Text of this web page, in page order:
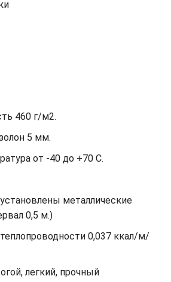
460 г/м2.
5 мм.
от -40 до +70 С.
металлические
0,5 м.)
0,037 ккал/м/
легкий, прочный